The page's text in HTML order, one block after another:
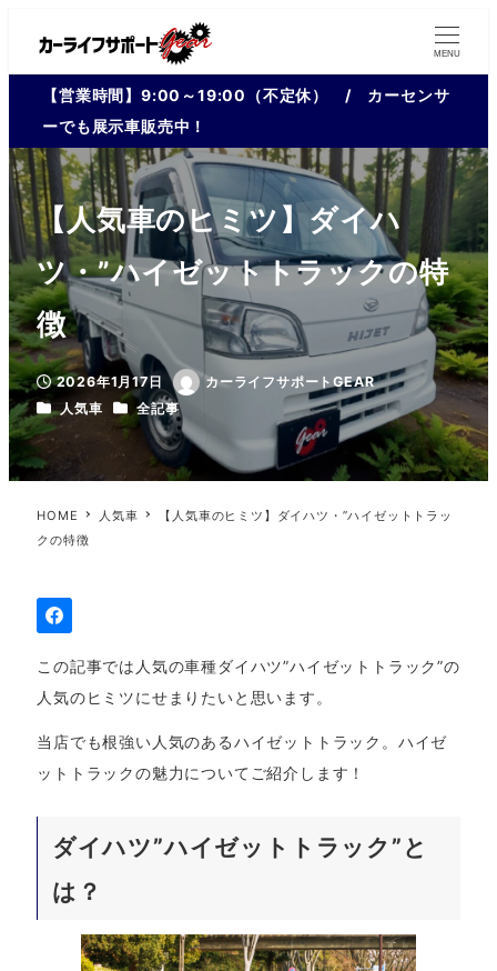
MENU
【営業時間】9:00～19:00（不定休） / カーセンサ
ーでも展示車販売中！
【人気車のヒミツ】ダイハ
ツ・”ハイゼットトラックの特
徴
投稿日
2026年1月17日
著
者
カーライフサポートGEAR
カテゴリー
人気車 カテゴリー
全記事
HOME 人気車
【人気車のヒミツ】ダイハツ・”ハイゼットトラッ
クの特徴
この記事では人気の車種ダイハツ”ハイゼットトラック”の
人気のヒミツにせまりたいと思います。
当店でも根強い人気のあるハイゼットトラック。ハイゼ
ットトラックの魅力についてご紹介します！
ダイハツ”ハイゼットトラック”と
は？